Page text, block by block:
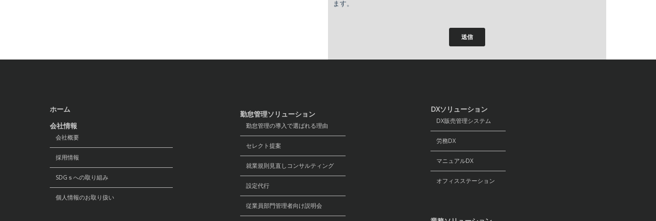
ホーム
会社情報
会社概要
採用情報
SDGｓへの取り組み
個人情報のお取り扱い
勤怠管理ソリューション
勤怠管理の導入で選ばれる理由
セレクト提案
就業規則見直しコンサルティング
設定代行
従業員部門管理者向け説明会
DXソリューション
DX販売管理システム
労務DX
マニュアルDX
オフィスステーション